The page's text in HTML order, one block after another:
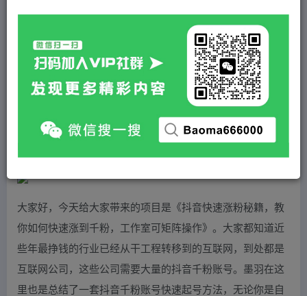
5 积分
黄金会员 免费 超级会员(永久VIP) 免费
站长QQ：1970819299
大家好，今天给大家带来的项目是《抖音快速涨粉秘籍，教
你如何快速涨到千粉，工作室可矩阵操作》。大家都知道近
些年最挣钱的行业已经从干工程转移到的互联网，到处都是
互联网公司，这些公司需要大量的抖音千粉账号。墨羽在这
里也是总结了一套抖音千粉账号快速起号方法，无论你是自